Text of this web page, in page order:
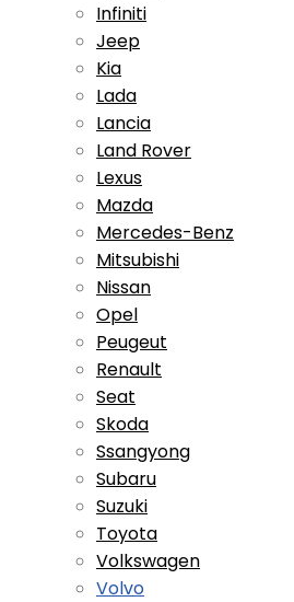
Infiniti
Jeep
Kia
Lada
Lancia
Land Rover
Lexus
Mazda
Mercedes-Benz
Mitsubishi
Nissan
Opel
Peugeut
Renault
Seat
Skoda
Ssangyong
Subaru
Suzuki
Toyota
Volkswagen
Volvo